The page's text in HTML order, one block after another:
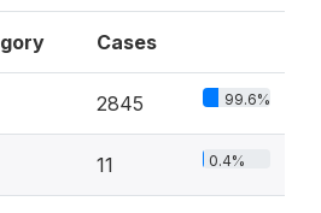
Cases
2845 99.6%
11 0.4%